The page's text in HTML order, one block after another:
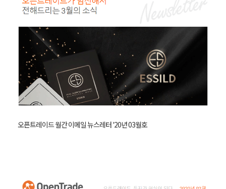
오픈트레이드 월간 이메일 뉴스레터 '20년 03월호